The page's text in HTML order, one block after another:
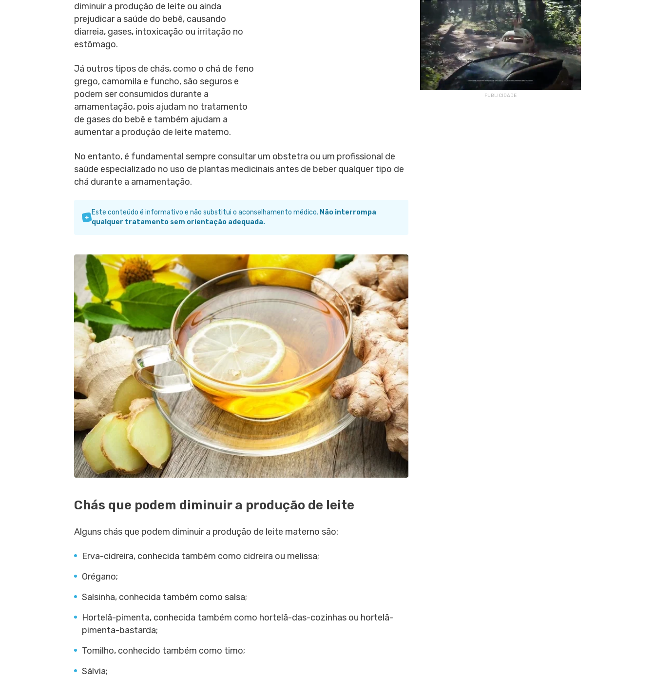
diminuir a produção de leite ou ainda
prejudicar a saúde do bebê, causando
diarreia, gases, intoxicação ou irritação no
estômago.
Já outros tipos de chás, como o chá de feno
grego, camomila e funcho, são seguros e
podem ser consumidos durante a
amamentação, pois ajudam no tratamento
de gases do bebê e também ajudam a
aumentar a produção de leite materno.
No entanto, é fundamental sempre consultar um obstetra ou um profissional de
saúde especializado no uso de plantas medicinais antes de beber qualquer tipo de
chá durante a amamentação.
Este conteúdo é informativo e não substitui o aconselhamento médico. Não interrompa
qualquer tratamento sem orientação adequada.
Chás que podem diminuir a produção de leite
Alguns chás que podem diminuir a produção de leite materno são:
Erva-cidreira, conhecida também como cidreira ou melissa;
Orégano;
Salsinha, conhecida também como salsa;
Hortelã-pimenta, conhecida também como hortelã-das-cozinhas ou hortelã-
pimenta-bastarda;
Tomilho, conhecido também como timo;
Sálvia;